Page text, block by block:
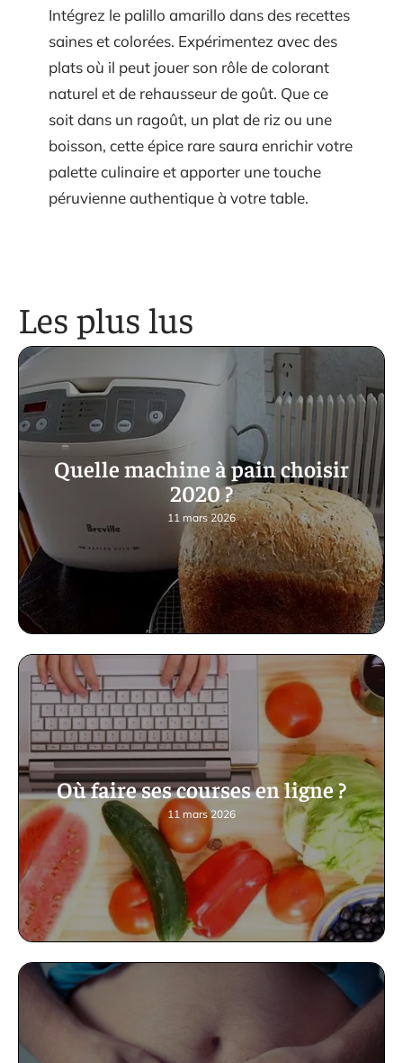
Intégrez le palillo amarillo dans des recettes
saines et colorées. Expérimentez avec des
plats où il peut jouer son rôle de colorant
naturel et de rehausseur de goût. Que ce
soit dans un ragoût, un plat de riz ou une
boisson, cette épice rare saura enrichir votre
palette culinaire et apporter une touche
péruvienne authentique à votre table.
Les plus lus
Quelle machine à pain choisir
2020 ?
11 mars 2026
Où faire ses courses en ligne ?
11 mars 2026